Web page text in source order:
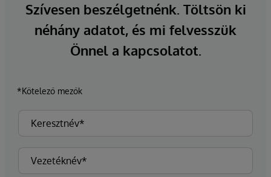
Szívesen beszélgetnénk. Töltsön ki
néhány adatot, és mi felvesszük
Önnel a kapcsolatot.
*Kötelező mezők